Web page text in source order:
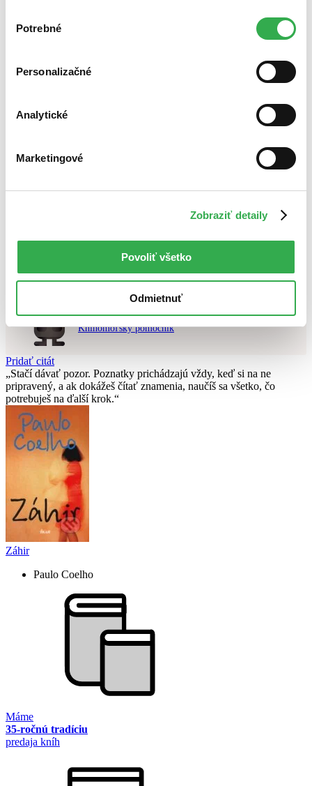
nám pomohlo, keby sme mohli používať všetky tieto
súhlasu
Potrebné
Personalizačné
Analytické
Marketingové
Zobraziť detaily
Povoliť všetko
Odmietnuť
Zoradiť
Top hodnotené
Najlacnejšie
Najvyššia zľava
Nebol nájdenýžiadny titulvyhovujúci zadaným podmienkam.
Skúste prosím zmeniť vyhľadávaný výraz.
Chcete poradiť knihu?
Náš pomocník Sherlock vám ju s radosťou vypátra!
Knihomoľský pomocník
Pridať citát
Stačí dávať pozor. Poznatky prichádzajú vždy, keď si na ne
pripravený, a ak dokážeš čítať znamenia, naučíš sa všetko, čo
potrebuješ na ďalší krok.
Záhir
Paulo Coelho
Máme
35-ročnú tradíciu
predaja kníh